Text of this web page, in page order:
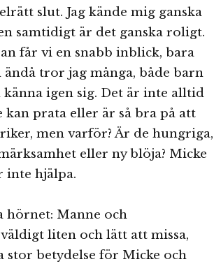
slut. Jag kände mig ganska
samtidigt är det ganska roligt.
får vi en snabb inblick, bara
tror jag många, både barn
igen sig. Det är inte alltid
prata eller är så bra på att
men varför? Är de hungriga,
eller ny blöja? Micke
inte hjälpa.
hörnet: Manne och
liten och lätt att missa,
stor betydelse för Micke och